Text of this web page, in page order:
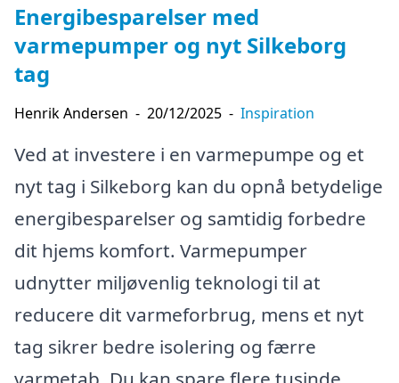
Energibesparelser med
varmepumper og nyt Silkeborg
tag
Henrik Andersen - 20/12/2025 - Inspiration
Ved at investere i en varmepumpe og et
nyt tag i Silkeborg kan du opnå betydelige
energibesparelser og samtidig forbedre
dit hjems komfort. Varmepumper
udnytter miljøvenlig teknologi til at
reducere dit varmeforbrug, mens et nyt
tag sikrer bedre isolering og færre